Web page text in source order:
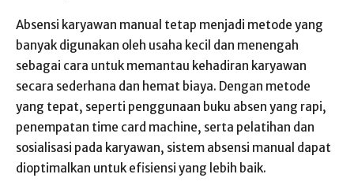
Absensi karyawan manual tetap menjadi metode yang
banyak digunakan oleh usaha kecil dan menengah
sebagai cara untuk memantau kehadiran karyawan
secara sederhana dan hemat biaya. Dengan metode
yang tepat, seperti penggunaan buku absen yang rapi,
penempatan time card machine, serta pelatihan dan
sosialisasi pada karyawan, sistem absensi manual dapat
dioptimalkan untuk efisiensi yang lebih baik.